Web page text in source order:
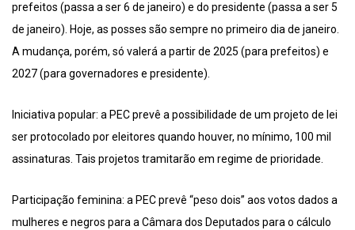
prefeitos (passa a ser 6 de janeiro) e do presidente (passa a ser 5
de janeiro). Hoje, as posses são sempre no primeiro dia de janeiro.
A mudança, porém, só valerá a partir de 2025 (para prefeitos) e
2027 (para governadores e presidente).
Iniciativa popular: a PEC prevê a possibilidade de um projeto de lei
ser protocolado por eleitores quando houver, no mínimo, 100 mil
assinaturas. Tais projetos tramitarão em regime de prioridade.
Participação feminina: a PEC prevê “peso dois” aos votos dados a
mulheres e negros para a Câmara dos Deputados para o cálculo